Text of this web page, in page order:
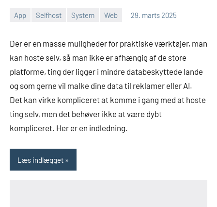
App Selfhost System Web 29. marts 2025
Morten
Johansen
Ingen
Der er en masse muligheder for praktiske værktøjer, man
kan hoste selv, så man ikke er afhængig af de store
platforme, ting der ligger i mindre databeskyttede lande
og som gerne vil malke dine data til reklamer eller AI.
Det kan virke kompliceret at komme i gang med at hoste
ting selv, men det behøver ikke at være dybt
kompliceret. Her er en indledning.
Læs indlægget